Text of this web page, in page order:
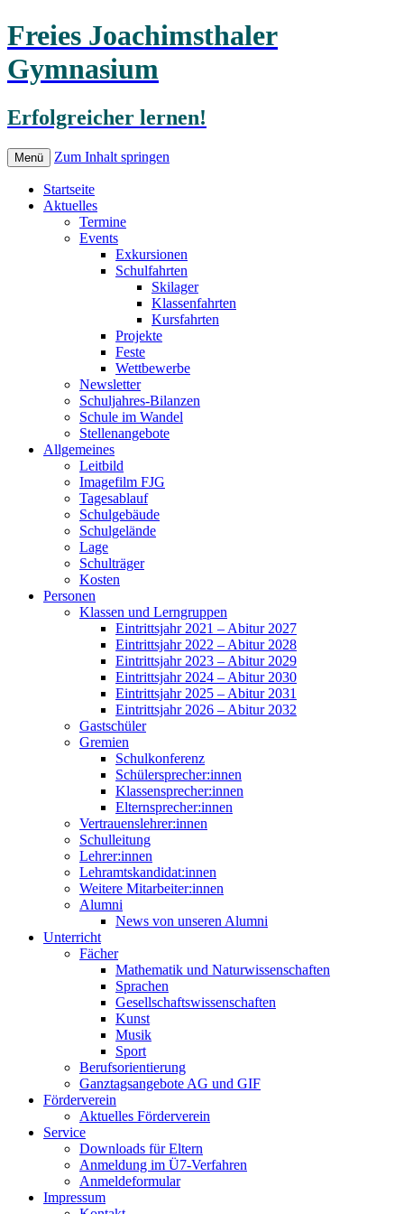
Freies Joachimsthaler
Gymnasium
Erfolgreicher lernen!
Menü Zum Inhalt springen
Startseite
Aktuelles
Termine
Events
Exkursionen
Schulfahrten
Skilager
Klassenfahrten
Kursfahrten
Projekte
Feste
Wettbewerbe
Newsletter
Schuljahres-Bilanzen
Schule im Wandel
Stellenangebote
Allgemeines
Leitbild
Imagefilm FJG
Tagesablauf
Schulgebäude
Schulgelände
Lage
Schulträger
Kosten
Personen
Klassen und Lerngruppen
Eintrittsjahr 2021 – Abitur 2027
Eintrittsjahr 2022 – Abitur 2028
Eintrittsjahr 2023 – Abitur 2029
Eintrittsjahr 2024 – Abitur 2030
Eintrittsjahr 2025 – Abitur 2031
Eintrittsjahr 2026 – Abitur 2032
Gastschüler
Gremien
Schulkonferenz
Schülersprecher:innen
Klassensprecher:innen
Elternsprecher:innen
Vertrauenslehrer:innen
Schulleitung
Lehrer:innen
Lehramtskandidat:innen
Weitere Mitarbeiter:innen
Alumni
News von unseren Alumni
Unterricht
Fächer
Mathematik und Naturwissenschaften
Sprachen
Gesellschaftswissenschaften
Kunst
Musik
Sport
Berufsorientierung
Ganztagsangebote AG und GIF
Förderverein
Aktuelles Förderverein
Service
Downloads für Eltern
Anmeldung im Ü7-Verfahren
Anmeldeformular
Impressum